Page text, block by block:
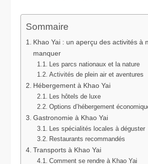
Sommaire
Khao Yai : un aperçu des activités à
manquer
Les parcs nationaux et la nature
Activités de plein air et aventures
Hébergement à Khao Yai
Les hôtels de luxe
Options d’hébergement
Gastronomie à Khao Yai
Les spécialités locales à déguster
Restaurants recommandés
Transports à Khao Yai
Comment se rendre à Khao Yai